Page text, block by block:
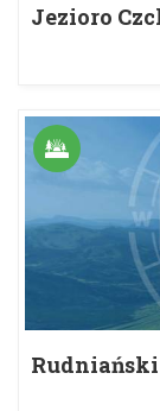
Jezioro